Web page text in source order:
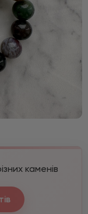
каменів